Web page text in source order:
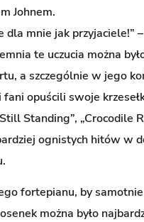
Johnem.
dla mnie jak przyjaciele!”
te uczucia można
a szczególnie w jego
opuścili swoje
Standing”, „Crocodile
ognistych hitów w
fortepianu, by
można było